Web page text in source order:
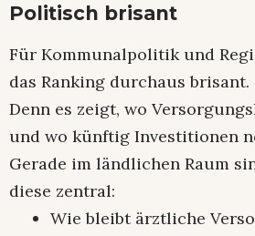
Politisch brisant
Für Kommunalpolitik und
das Ranking durchaus brisant.
Denn es zeigt, wo
und wo künftig Investitionen
Gerade im ländlichen Raum
diese zentral:
Wie bleibt ärztliche